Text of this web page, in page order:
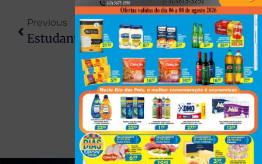
Previous
Estudante É Agredida Por Mulher Em Situação De Rua Em Londrina
Next
Acidente Grave Entre Caminhões Deixa Dois Mortos E Interdita BR-163